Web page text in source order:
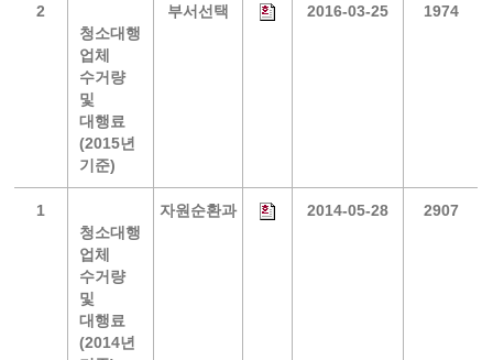
2
청소대행
업체
수거량
및
대행료
(2015년
기준)
부서선택 2016-03-25 1974
1
청소대행
업체
수거량
및
대행료
(2014년
자원순환과 2014-05-28 2907